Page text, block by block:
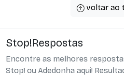
voltar ao
Stop!Respostas
Encontre as melhores
Stop! ou Adedonha aqui!